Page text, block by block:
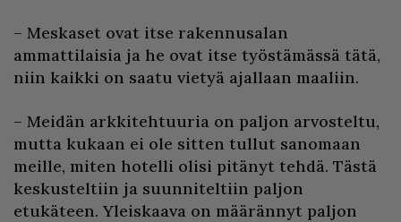
– Meskaset ovat itse rakennusalan
ammattilaisia ja he ovat itse työstämässä tätä,
niin kaikki on saatu vietyä ajallaan maaliin.
– Meidän arkkitehtuuria on paljon arvosteltu,
mutta kukaan ei ole sitten tullut sanomaan
meille, miten hotelli olisi pitänyt tehdä. Tästä
keskusteltiin ja suunniteltiin paljon
etukäteen. Yleiskaava on määrännyt paljon